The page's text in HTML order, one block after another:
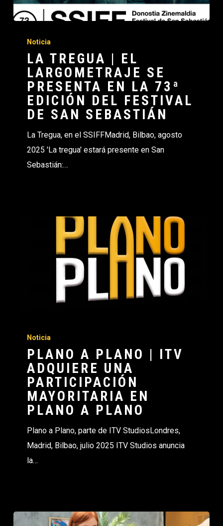
Noticia
LA TREGUA | EL
LARGOMETRAJE SE
PRESENTA EN LA 73ª
EDICIÓN DEL FESTIVAL
DE SAN SEBASTIÁN
La Tregua, en el SSIFFMadrid, Bilbao, agosto
2025 'La tregua' estará presente en San
Sebastián:…
Noticia
PLANO A PLANO | ITV
ADQUIERE UNA
PARTICIPACIÓN
MAYORITARIA EN
PLANO A PLANO
Plano a Plano, parte de ITV StudiosLondres,
Madrid, Bilbao, julio 2025 ITV Studios anuncia
la…